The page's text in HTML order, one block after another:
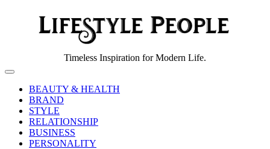
People
Timeless Inspiration for Modern Life.
Off
CanvasBEAUTY & HEALTH
BRAND
STYLE
RELATIONSHIP
BUSINESS
PERSONALITY